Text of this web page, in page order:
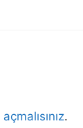
.